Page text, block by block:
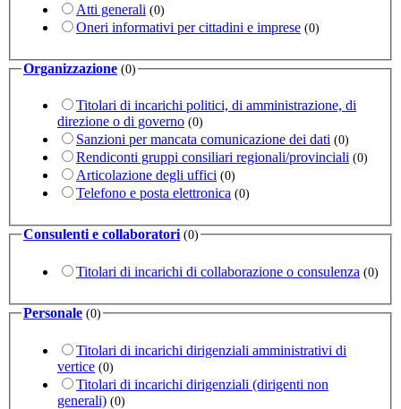
Atti generali (0)
Oneri informativi per cittadini e imprese (0)
Organizzazione (0)
Titolari di incarichi politici, di amministrazione, di
direzione o di governo (0)
Sanzioni per mancata comunicazione dei dati (0)
Rendiconti gruppi consiliari regionali/provinciali (0)
Articolazione degli uffici (0)
Telefono e posta elettronica (0)
Consulenti e collaboratori (0)
Titolari di incarichi di collaborazione o consulenza (0)
Personale (0)
Titolari di incarichi dirigenziali amministrativi di
vertice (0)
Titolari di incarichi dirigenziali (dirigenti non
generali) (0)